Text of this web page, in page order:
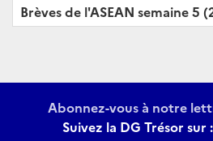
Brèves de l'ASEAN semaine 5
Abonnez-vous à notre
Suivez la DG Trésor sur :